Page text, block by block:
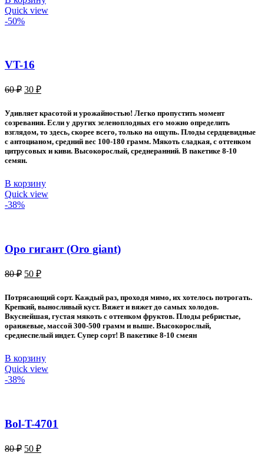
Quick view
-50%
VT-16
60₽ Первоначальная
60 ₽.
30 ₽Текущая
30 ₽.
Удивляет красотой и урожайностью! Легко пропустить момент
созревания. Если у других зеленоплодных его можно определить
взглядом, то здесь, скорее всего, только на ощупь. Плоды сердцевидные
с антоцианом, средний вес 100-180 грамм. Мякоть сладкая, с оттенком
цитрусовых и киви. Высокорослый, среднеранний. В пакетике 8-10
семян.
В корзину
Quick view
-38%
Оро гигант (Oro giant)
80₽ Первоначальная
составляла
80 ₽.
50 ₽Текущая
50 ₽.
Потрясающий сорт. Каждый раз, проходя мимо, их хотелось потрогать.
Крепкий, выносливый куст. Вяжет и вяжет до самых холодов.
Вкуснейшая, густая мякоть с оттенком фруктов. Плоды ребристые,
оранжевые, массой 300-500 грамм и выше. Высокорослый,
среднеспелый индет. Супер сорт! В пакетике 8-10 смеян
В корзину
Quick view
-38%
Bol-T-4701
80₽ Первоначальная
50 ₽Текущая